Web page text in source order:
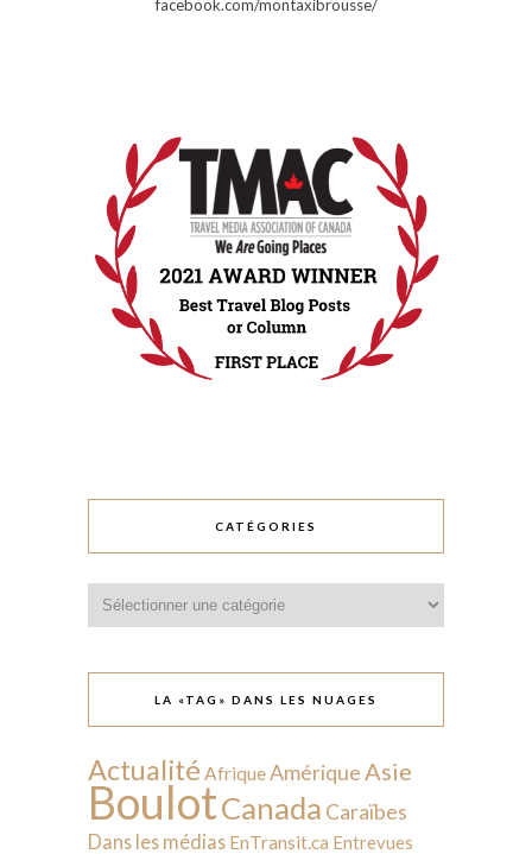
facebook.com/montaxibrousse/
CATÉGORIES
LA «TAG» DANS LES NUAGES
Actualité AfriqueAmérique Asie
BoulotCanada Caraïbes
Dans les médias EnTransit.ca Entrevues